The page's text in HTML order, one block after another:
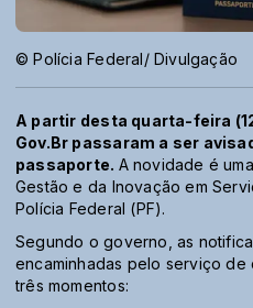
© Polícia Federal/ Divulgação
A partir desta quarta-feira
Gov.Br passaram a ser
passaporte. A novidade é
Gestão e da Inovação em
Polícia Federal (PF).
Segundo o governo, as
encaminhadas pelo serviço
três momentos: